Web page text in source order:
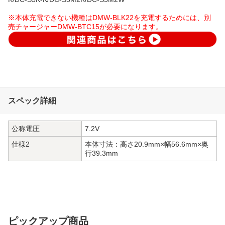
※本体充電できない機種はDMW-BLK22を充電するためには、別
売チャージャーDMW-BTC15が必要になります。
スペック詳細
公称電圧
7.2V
仕様2
本体寸法：高さ20.9mm×幅56.6mm×奥
行39.3mm
ピックアップ商品